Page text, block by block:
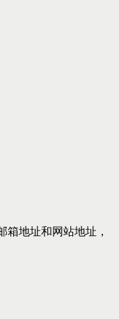
箱地址和网站地址，